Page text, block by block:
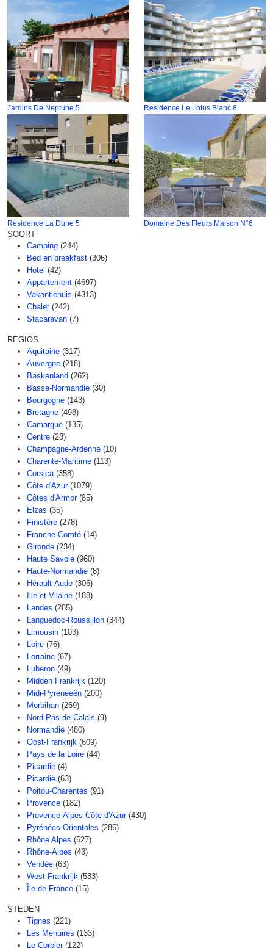
Jardins De Neptune 5 Residence Le Lotus Blanc 8
Résidence La Dune 5 Domaine Des Fleurs Maison N°6
SOORT
Camping (244)
Bed en breakfast (306)
Hotel (42)
Appartement (4697)
Vakantiehuis (4313)
Chalet (242)
Stacaravan (7)
REGIOS
Aquitaine (317)
Auvergne (218)
Baskenland (262)
Basse-Normandie (30)
Bourgogne (143)
Bretagne (498)
Camargue (135)
Centre (28)
Champagne-Ardenne (10)
Charente-Maritime (113)
Corsica (358)
Côte d'Azur (1079)
Côtes d'Armor (85)
Elzas (35)
Finistère (278)
Franche-Comté (14)
Gironde (234)
Haute Savoie (960)
Haute-Normandie (8)
Hérault-Aude (306)
Ille-et-Vilaine (188)
Landes (285)
Languedoc-Roussillon (344)
Limousin (103)
Loire (76)
Lorraine (67)
Luberon (49)
Midden Frankrijk (120)
Midi-Pyreneeën (200)
Morbihan (269)
Nord-Pas-de-Calais (9)
Normandië (480)
Oost-Frankrijk (609)
Pays de la Loire (44)
Picardie (4)
Picardië (63)
Poitou-Charentes (91)
Provence (182)
Provence-Alpes-Côte d'Azur (430)
Pyrénées-Orientales (286)
Rhône Alpes (527)
Rhône-Alpes (43)
Vendée (63)
West-Frankrijk (583)
Île-de-France (15)
STEDEN
Tignes (221)
Les Menuires (133)
Le Corbier (122)